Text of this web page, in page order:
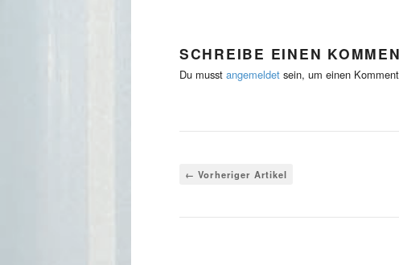
SCHREIBE EINEN
Du musst angemeldet sein, um einen
← Vorheriger Artikel